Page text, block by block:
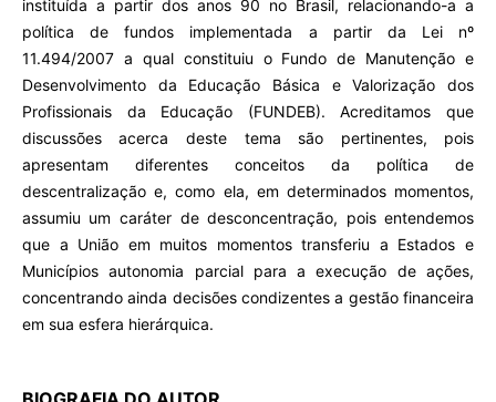
instituída a partir dos anos 90 no Brasil, relacionando-a a
política de fundos implementada a partir da Lei nº
11.494/2007 a qual constituiu o Fundo de Manutenção e
Desenvolvimento da Educação Básica e Valorização dos
Profissionais da Educação (FUNDEB). Acreditamos que
discussões acerca deste tema são pertinentes, pois
apresentam diferentes conceitos da política de
descentralização e, como ela, em determinados momentos,
assumiu um caráter de desconcentração, pois entendemos
que a União em muitos momentos transferiu a Estados e
Municípios autonomia parcial para a execução de ações,
concentrando ainda decisões condizentes a gestão financeira
em sua esfera hierárquica.